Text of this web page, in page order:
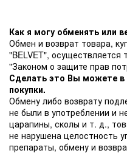
Как я могу обменять или
Обмен и возврат товара,
"BELVET", осуществляется
"Законом о защите прав
Сделать это Вы можете в
покупки.
Обмену либо возврату
не были в употреблении и
царапины, сколы и т. д.,
не нарушена целостность
препараты, обмену и